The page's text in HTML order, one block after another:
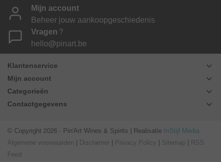
Mijn account
Beheer jouw aankoopgeschiedenis
Vragen?
hello@pinart.be
Klantenservice
Mijn account
Categorieën
Contactgegevens
© Copyright 2026 - Pin'Art Wines & Spirits | Realisatie InStijl Media
Algemene voorwaarden | Disclaimer | Privacy Policy | Sitemap | RSS
Feed